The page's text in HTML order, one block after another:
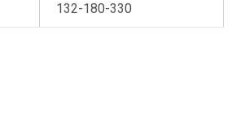
132-180-330